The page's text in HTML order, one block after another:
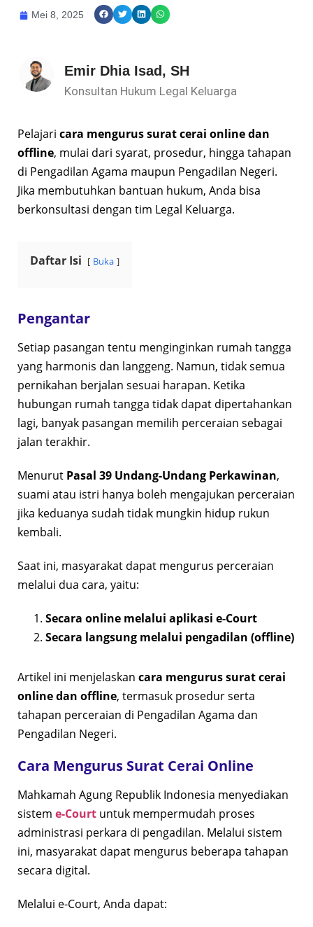
Mei 8, 2025
Emir Dhia Isad, SH
Konsultan Hukum Legal Keluarga
Pelajari cara mengurus surat cerai online dan
offline, mulai dari syarat, prosedur, hingga tahapan
di Pengadilan Agama maupun Pengadilan Negeri.
Jika membutuhkan bantuan hukum, Anda bisa
berkonsultasi dengan tim Legal Keluarga.
Daftar Isi Buka
Pengantar
Setiap pasangan tentu menginginkan rumah tangga
yang harmonis dan langgeng. Namun, tidak semua
pernikahan berjalan sesuai harapan. Ketika
hubungan rumah tangga tidak dapat dipertahankan
lagi, banyak pasangan memilih perceraian sebagai
jalan terakhir.
Menurut Pasal 39 Undang-Undang Perkawinan,
suami atau istri hanya boleh mengajukan perceraian
jika keduanya sudah tidak mungkin hidup rukun
kembali.
Saat ini, masyarakat dapat mengurus perceraian
melalui dua cara, yaitu:
Secara online melalui aplikasi e-Court
Secara langsung melalui pengadilan (offline)
Artikel ini menjelaskan cara mengurus surat cerai
online dan offline, termasuk prosedur serta
tahapan perceraian di Pengadilan Agama dan
Pengadilan Negeri.
Cara Mengurus Surat Cerai Online
Mahkamah Agung Republik Indonesia menyediakan
sistem e-Court untuk mempermudah proses
administrasi perkara di pengadilan. Melalui sistem
ini, masyarakat dapat mengurus beberapa tahapan
secara digital.
Melalui e-Court, Anda dapat: